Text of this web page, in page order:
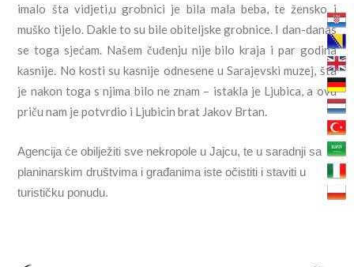
imalo šta vidjeti,u grobnici je bila mala beba, te žensko i
muško tijelo. Dakle to su bile obiteljske grobnice. I dan-danas
se toga sjećam. Našem čuđenju nije bilo kraja i par godina
kasnije. No kosti su kasnije odnesene u Sarajevski muzej, šta
je nakon toga s njima bilo ne znam – istakla je Ljubica, a ovu
priču nam je potvrdio i Ljubicin brat Jakov Brtan.
Agencija će obilježiti sve nekropole u Jajcu, te u saradnji sa
planinarskim društvima i građanima iste očistiti i staviti u
turističku ponudu.